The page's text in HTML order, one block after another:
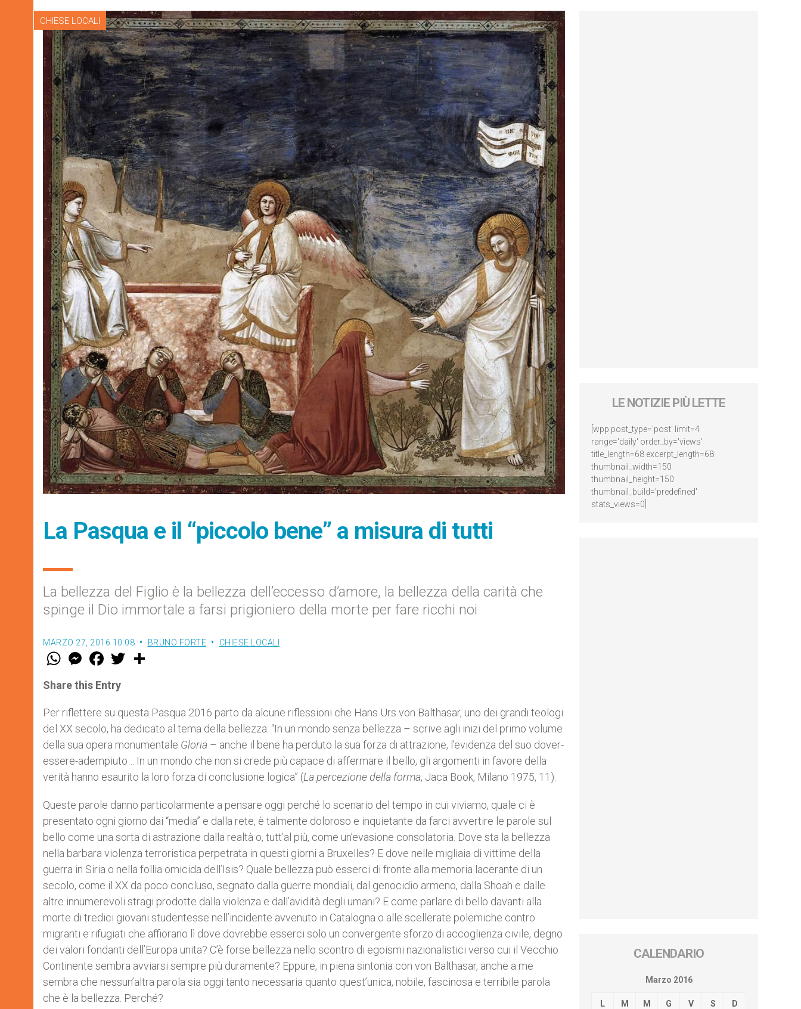
CHIESE LOCALI
La Pasqua e il “piccolo bene” a misura di tutti
La bellezza del Figlio è la bellezza dell’eccesso d’amore, la bellezza della carità che
spinge il Dio immortale a farsi prigioniero della morte per fare ricchi noi
MARZO 27, 2016 10:08 BRUNO FORTE CHIESE LOCALI
W
t
s
p
p
M
e
s
e
g
e
r
F
a
e
b
o
k
w
r
Share this Entry
Per riflettere su questa Pasqua 2016 parto da alcune riflessioni che Hans Urs von Balthasar, uno dei grandi teologi
del XX secolo, ha dedicato al tema della bellezza: “In un mondo senza bellezza – scrive agli inizi del primo volume
della sua opera monumentale Gloria – anche il bene ha perduto la sua forza di attrazione, l’evidenza del suo dover-
essere-adempiuto… In un mondo che non si crede più capace di affermare il bello, gli argomenti in favore della
verità hanno esaurito la loro forza di conclusione logica” (La percezione della forma, Jaca Book, Milano 1975, 11).
Queste parole danno particolarmente a pensare oggi perché lo scenario del tempo in cui viviamo, quale ci è
presentato ogni giorno dai “media” e dalla rete, è talmente doloroso e inquietante da farci avvertire le parole sul
bello come una sorta di astrazione dalla realtà o, tutt’al più, come un’evasione consolatoria. Dove sta la bellezza
nella barbara violenza terroristica perpetrata in questi giorni a Bruxelles? E dove nelle migliaia di vittime della
guerra in Siria o nella follia omicida dell’Isis? Quale bellezza può esserci di fronte alla memoria lacerante di un
secolo, come il XX da poco concluso, segnato dalla guerre mondiali, dal genocidio armeno, dalla Shoah e dalle
altre innumerevoli stragi prodotte dalla violenza e dall’avidità degli umani? E come parlare di bello davanti alla
morte di tredici giovani studentesse nell’incidente avvenuto in Catalogna o alle scellerate polemiche contro
migranti e rifugiati che affiorano lì dove dovrebbe esserci solo un convergente sforzo di accoglienza civile, degno
dei valori fondanti dell’Europa unita? C’è forse bellezza nello scontro di egoismi nazionalistici verso cui il Vecchio
Continente sembra avviarsi sempre più duramente? Eppure, in piena sintonia con von Balthasar, anche a me
sembra che nessun’altra parola sia oggi tanto necessaria quanto quest’unica, nobile, fascinosa e terribile parola
che è la bellezza. Perché?
LE NOTIZIE PIÙ LETTE
[wpp post_type='post' limit=4
range='daily' order_by='views'
title_length=68 excerpt_length=68
thumbnail_width=150
thumbnail_height=150
thumbnail_build='predefined'
stats_views=0]
CALENDARIO
Marzo 2016
L M M G V S D